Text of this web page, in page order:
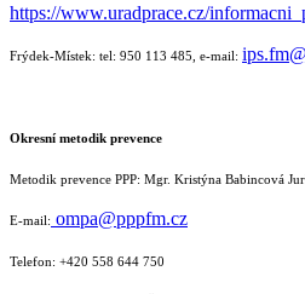
https://www.uradprace.cz/
Frýdek-Místek: tel: 950 113 485 e-mail:
Okresní metodik prevence
Metodik prevence PPP: Mgr. Kristýna Babincová
E-mail: ompa@pppfm.cz
Telefon: +420 558 644 750